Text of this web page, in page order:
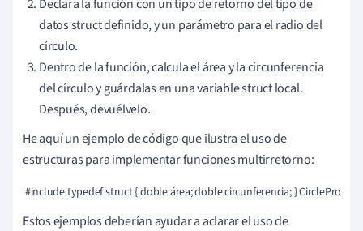
Declara la función con un tipo de retorno del tipo de
datos struct definido, y un parámetro para el radio del
círculo.
Dentro de la función, calcula el área y la circunferencia
del círculo y guárdalas en una variable struct local.
Después, devuélvelo.
He aquí un ejemplo de código que ilustra el uso de
estructuras para implementar funciones multirretorno:
#include typedef struct { doble área; doble circunferencia; }
Estos ejemplos deberían ayudar a aclarar el uso de